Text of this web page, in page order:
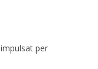
impulsat per